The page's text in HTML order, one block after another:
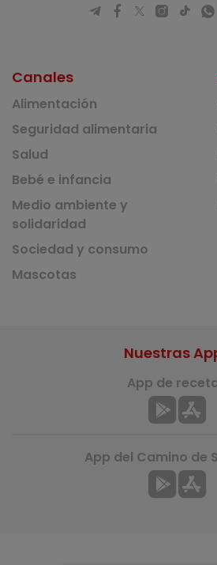
Canales
Alimentación
Seguridad alimentaria
Salud
Bebé e infancia
Medio ambiente y
solidaridad
Sociedad y consumo
Mascotas
Nuestras
App de
App del Camino de